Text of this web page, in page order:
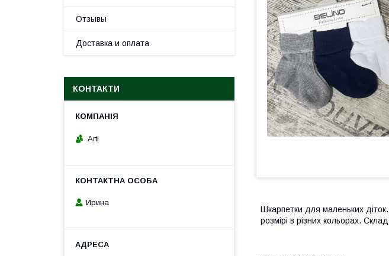
Шкарпетки для маленьких
розмірі в різних кольорах.
Отзывы
Доставка и оплата
КОНТАКТИ
Arti
Ирина